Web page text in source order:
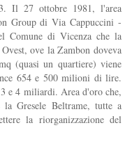
Il 27 ottobre 1981, l'area
Group di Via Cappuccini -
di Vicenza che la
ove la Zambon doveva
(quasi un quartiere) viene
654 e 500 milioni di lire.
e 4 miliardi. Area d'oro che,
Gresele Beltrame, tutte a
la riorganizzazione del